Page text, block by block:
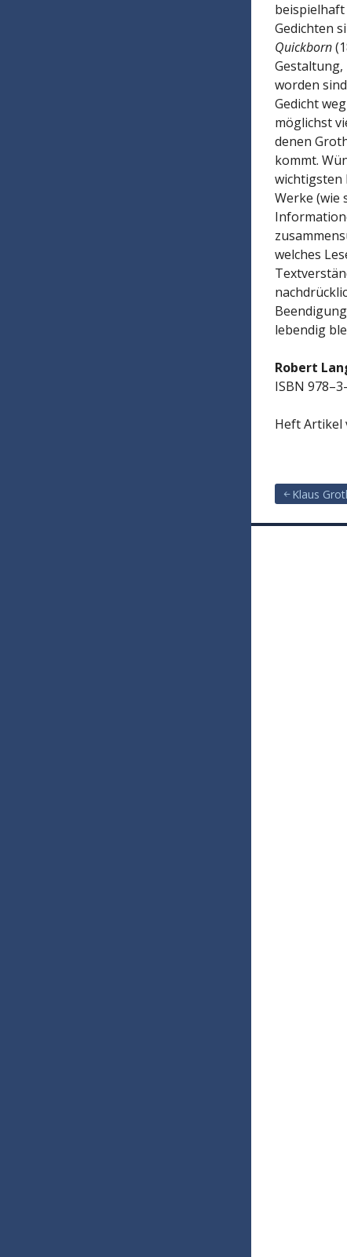
Gedichten
Quickborn
Gestaltung,
worden
Gedicht
möglichst
denen
kommt.
wichtigsten
Werke (wie
welches
lebendig
Robert
ISBN
Heft Artikel
Klaus